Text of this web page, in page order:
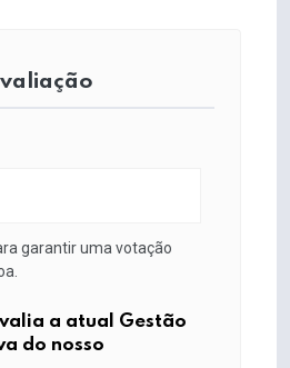
garantir uma votação
a atual Gestão
do nosso